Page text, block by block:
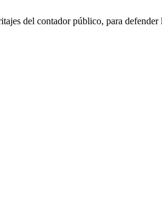
del contador público, para defender